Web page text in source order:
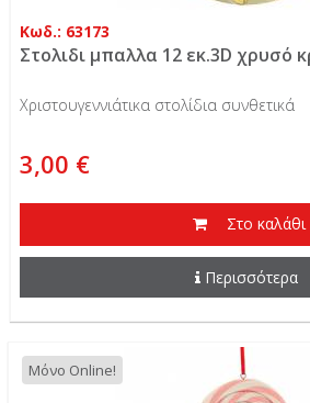
Κωδ.: 63173
Στολιδι μπαλλα 12 εκ.3D χρυσό
Χριστουγεννιάτικα στολίδια συνθετικά
3,00 €
Στο καλάθι
Περισσότερα
Μόνο Online!